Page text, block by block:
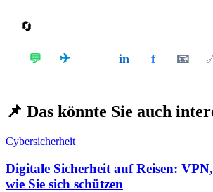
🔄
💬 ✈️ in f 📧
📌 Das könnte Sie auch
Cybersicherheit
Digitale Sicherheit auf Reisen:
wie Sie sich schützen